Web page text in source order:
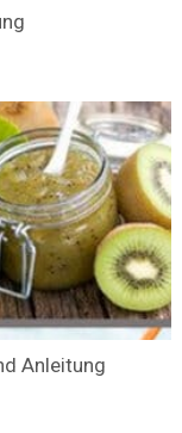
Anleitung